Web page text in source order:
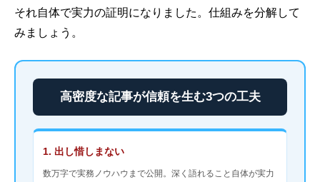
それ自体で実力の証明になりました。仕組みを分解して
みましょう。
高密度な記事が信頼を生む3つの工夫
1. 出し惜しまない
数万字で実務ノウハウまで公開。深く語れること自体が実力